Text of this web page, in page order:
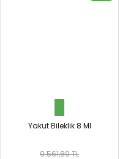
Yakut Bileklik 8 Ml
9.561,89 TL